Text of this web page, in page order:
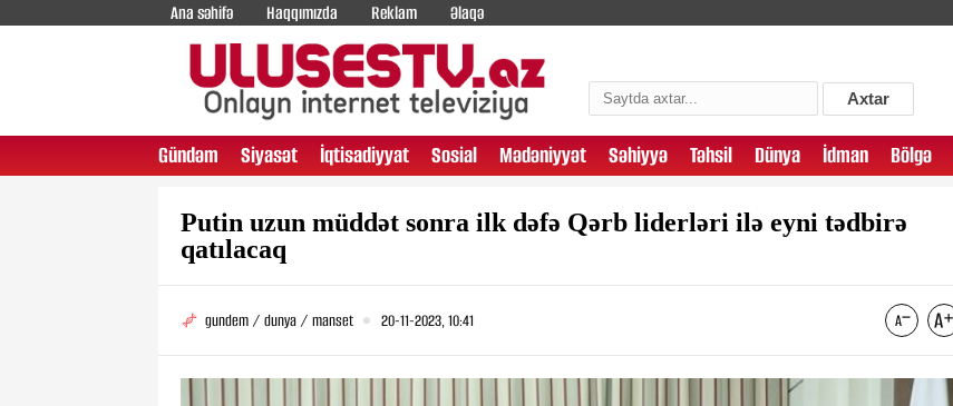
Ana səhifə Haqqımızda Reklam Əlaqə
Axtar
Gündəm Siyasət İqtisadiyyat Sosial Mədəniyyət Səhiyyə Təhsil Dünya İdman Bölgə
Putin uzun müddət sonra ilk dəfə Qərb liderləri ilə eyni tədbirə
qatılacaq
gundem / dunya / manset 20-11-2023, 10:41